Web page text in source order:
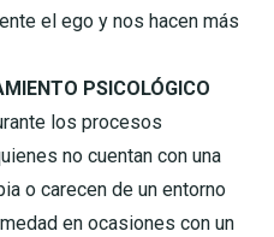
el ego y nos hacen más
PSICOLÓGICO
los procesos
no cuentan con una
o carecen de un entorno
en ocasiones con un